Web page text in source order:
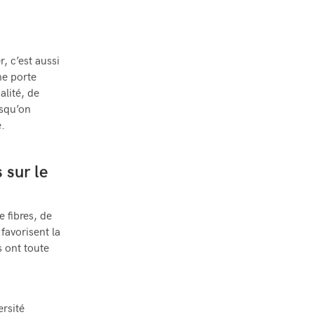
c’est aussi
porte
de
sur le
fibres, de
la
ont toute